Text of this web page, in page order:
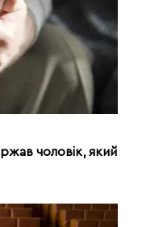
чоловік, який